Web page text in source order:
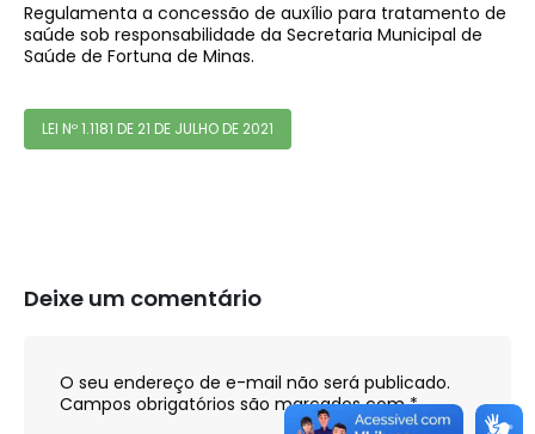
Regulamenta a concessão de auxílio para tratamento de
saúde sob responsabilidade da Secretaria Municipal de
Saúde de Fortuna de Minas.
LEI Nº 1.1181 DE 21 DE JULHO DE 2021
Deixe um comentário
O seu endereço de e-mail não será publicado.
Campos obrigatórios são marcados com*